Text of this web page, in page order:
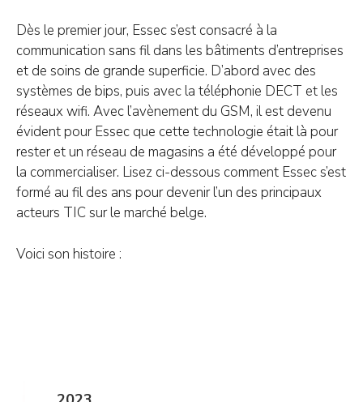
Dès le premier jour, Essec s’est consacré à la
communication sans fil dans les bâtiments d’entreprises
et de soins de grande superficie. D’abord avec des
systèmes de bips, puis avec la téléphonie DECT et les
réseaux wifi. Avec l’avènement du GSM, il est devenu
évident pour Essec que cette technologie était là pour
rester et un réseau de magasins a été développé pour
la commercialiser. Lisez ci-dessous comment Essec s’est
formé au fil des ans pour devenir l’un des principaux
acteurs TIC sur le marché belge.
Voici son histoire :